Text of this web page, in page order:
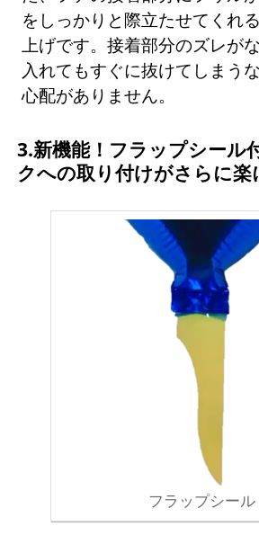
をしっかりと際立たせてくれ
上げです。接着部分のズレが
入れてもすぐに抜けてしまう
心配がありません。
3.新機能！フラップシール
クへの取り付けがさらに楽
フラップシール